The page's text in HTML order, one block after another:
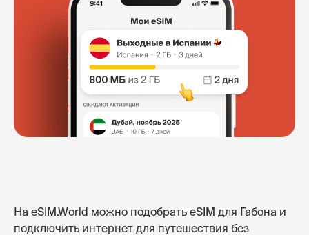
На eSIM.World можно подобрать eSIM для Габона и
подключить интернет для путешествия без